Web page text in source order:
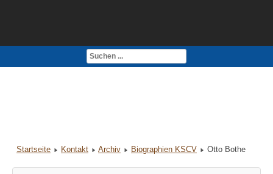
Impressum
Startseite Kontakt Archiv Biographien KSCV Otto Bothe